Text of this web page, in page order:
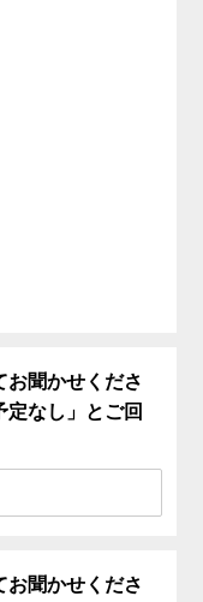
お聞かせくださ
定なし」とご回
お聞かせくださ